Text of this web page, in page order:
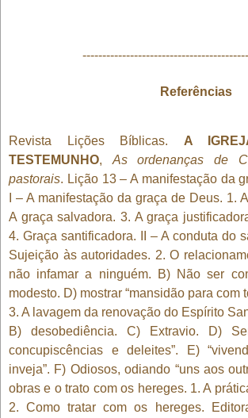
Referências
Revista Lições Bíblicas. A
TESTEMUNHO, As ordenanças de
pastorais. Lição 13 – A manifestação da
I – A manifestação da graça de Deus. 1.
A graça salvadora. 3. A graça
4. Graça santificadora. II – A conduta do
Sujeição às autoridades. 2. O
não infamar a ninguém. B) Não ser
modesto. D) mostrar “mansidão para com
3. A lavagem da renovação do Espírito
B) desobediência. C) Extravio. D)
concupiscências e deleites”. E)
inveja”. F) Odiosos, odiando “uns aos
obras e o trato com os hereges. 1. A
2. Como tratar com os hereges.